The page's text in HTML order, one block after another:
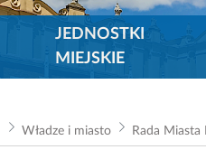
JEDNOSTKI
MIEJSKIE
Władze i miasto Rada